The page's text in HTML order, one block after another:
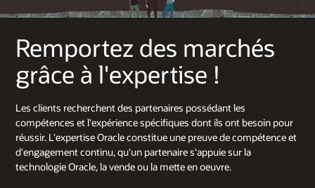
Remportez des marchés
grâce à l'expertise !
Les clients recherchent des partenaires possédant les
compétences et l'expérience spécifiques dont ils ont besoin pour
réussir. L'expertise Oracle constitue une preuve de compétence et
d'engagement continu, qu'un partenaire s'appuie sur la
technologie Oracle, la vende ou la mette en oeuvre.